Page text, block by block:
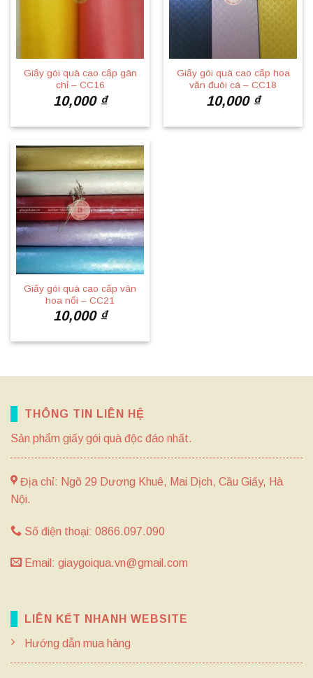
Giấy gói quà cao cấp gân
chỉ – CC16
10,000 ₫
Giấy gói quà cao cấp hoa
văn đuôi cá – CC18
10,000 ₫
Giấy gói quà cao cấp vân
hoa nổi – CC21
10,000 ₫
THÔNG TIN LIÊN HỆ
Sản phẩm giấy gói quà độc đáo nhất.
Địa chỉ: Ngõ 29 Dương Khuê, Mai Dịch, Cầu Giấy, Hà
Nội.
Số điện thoại: 0866.097.090
Email: giaygoiqua.vn@gmail.com
LIÊN KẾT NHANH WEBSITE
Hướng dẫn mua hàng